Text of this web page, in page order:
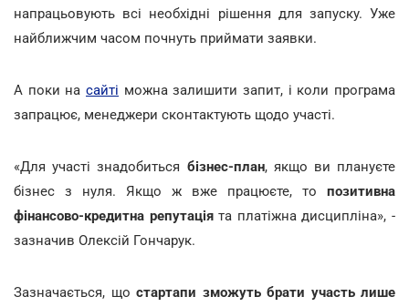
напрацьовують всі необхідні рішення для запуску. Уже
найближчим часом почнуть приймати заявки.
А поки на сайті можна залишити запит, і коли програма
запрацює, менеджери сконтактують щодо участі.
«Для участі знадобиться бізнес-план, якщо ви плануєте
бізнес з нуля. Якщо ж вже працюєте, то позитивна
фінансово-кредитна репутаціята платіжна дисципліна», -
зазначив Олексій Гончарук.
Зазначається, що стартапи зможуть брати участь лише